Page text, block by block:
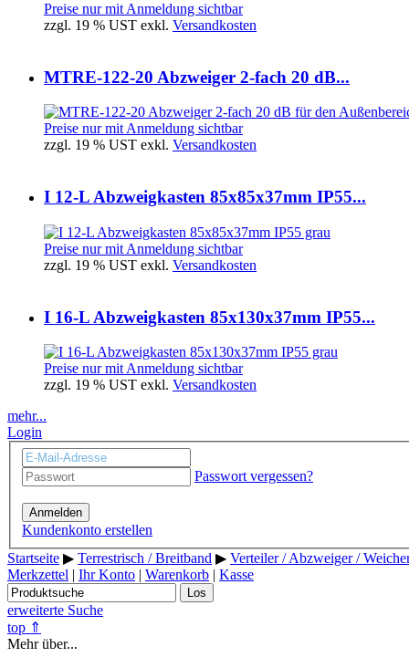
Preise nur mit Anmeldung sichtbar
zzgl. 19 % UST exkl. Versandkosten
MTRE-122-20 Abzweiger 2-fach 20 dB...
Preise nur mit Anmeldung sichtbar
zzgl. 19 % UST exkl. Versandkosten
I 12-L Abzweigkasten 85x85x37mm IP55...
Preise nur mit Anmeldung sichtbar
zzgl. 19 % UST exkl. Versandkosten
I 16-L Abzweigkasten 85x130x37mm IP55...
Preise nur mit Anmeldung sichtbar
zzgl. 19 % UST exkl. Versandkosten
mehr...
Login
Passwort vergessen?
Anmelden
Kundenkonto erstellen
Startseite ▶ Terrestrisch / Breitband ▶ Verteiler / Abzweiger /
Merkzettel | Ihr Konto | Warenkorb | Kasse
Los
erweiterte Suche
top ⇑
Mehr über...